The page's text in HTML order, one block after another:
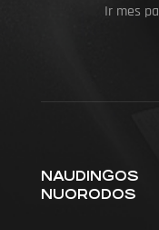
Ir mes
NAUDINGOS
NUORODOS